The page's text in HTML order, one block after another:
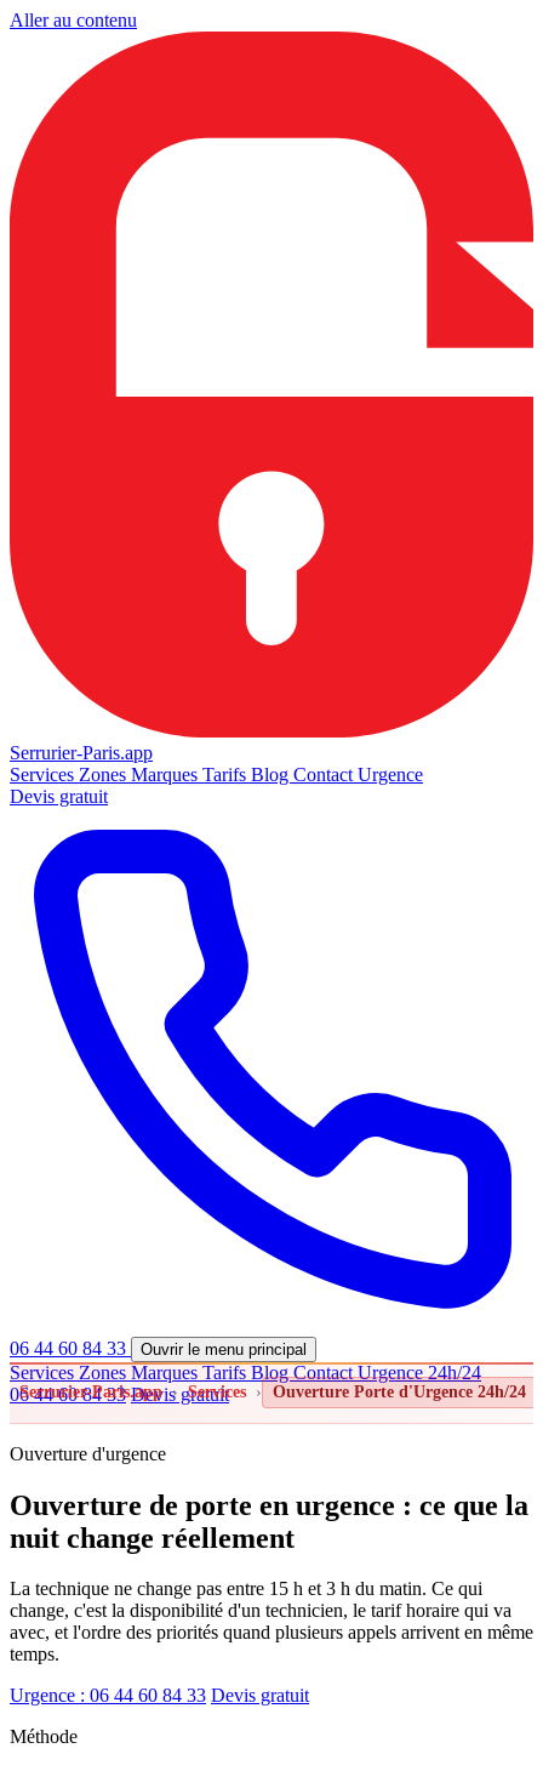
Aller au contenu
Serrurier-Paris.app
Services Zones Marques Tarifs Blog Contact Urgence
Devis gratuit
06 44 60 84 33 Ouvrir le menu principal
Services Zones Marques Tarifs BlogContactUrgence 24h/24
06 44 60 84 33 Devis gratuit
Serrurier-Paris.app › Services › Ouverture Porte d'Urgence 24h/24
Ouverture d'urgence
Ouverture de porte en urgence : ce que la
nuit change réellement
La technique ne change pas entre 15 h et 3 h du matin. Ce qui
change, c'est la disponibilité d'un technicien, le tarif horaire qui va
avec, et l'ordre des priorités quand plusieurs appels arrivent en même
temps.
Urgence : 06 44 60 84 33 Devis gratuit
Méthode